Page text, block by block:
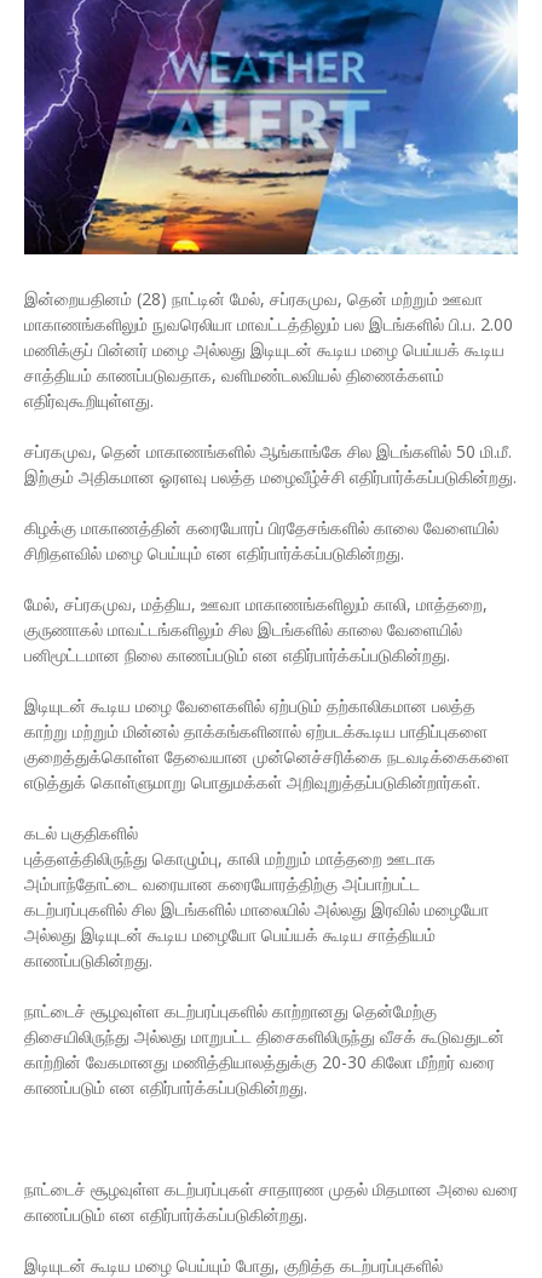
இன்றையதினம் (28) நாட்டின் மேல், சப்ரகமுவ, தென் மற்றும் ஊவா
மாகாணங்களிலும் நுவரெலியா மாவட்டத்திலும் பல இடங்களில் பி.ப. 2.00
மணிக்குப் பின்னர் மழை அல்லது இடியுடன் கூடிய மழை பெய்யக் கூடிய
சாத்தியம் காணப்படுவதாக, வளிமண்டலவியல் திணைக்களம்
எதிர்வுகூறியுள்ளது.
சப்ரகமுவ, தென் மாகாணங்களில் ஆங்காங்கே சில இடங்களில் 50 மி.மீ.
இற்கும் அதிகமான ஓரளவு பலத்த மழைவீழ்ச்சி எதிர்பார்க்கப்படுகின்றது.
கிழக்கு மாகாணத்தின் கரையோரப் பிரதேசங்களில் காலை வேளையில்
சிறிதளவில் மழை பெய்யும் என எதிர்பார்க்கப்படுகின்றது.
மேல், சப்ரகமுவ, மத்திய, ஊவா மாகாணங்களிலும் காலி, மாத்தறை,
குருணாகல் மாவட்டங்களிலும் சில இடங்களில் காலை வேளையில்
பனிமூட்டமான நிலை காணப்படும் என எதிர்பார்க்கப்படுகின்றது.
இடியுடன் கூடிய மழை வேளைகளில் ஏற்படும் தற்காலிகமான பலத்த
காற்று மற்றும் மின்னல் தாக்கங்களினால் ஏற்படக்கூடிய பாதிப்புகளை
குறைத்துக்கொள்ள தேவையான முன்னெச்சரிக்கை நடவடிக்கைகளை
எடுத்துக் கொள்ளுமாறு பொதுமக்கள் அறிவுறுத்தப்படுகின்றார்கள்.
கடல் பகுதிகளில்
புத்தளத்திலிருந்து கொழும்பு, காலி மற்றும் மாத்தறை ஊடாக
அம்பாந்தோட்டை வரையான கரையோரத்திற்கு அப்பாற்பட்ட
கடற்பரப்புகளில் சில இடங்களில் மாலையில் அல்லது இரவில் மழையோ
அல்லது இடியுடன் கூடிய மழையோ பெய்யக் கூடிய சாத்தியம்
காணப்படுகின்றது.
நாட்டைச் சூழவுள்ள கடற்பரப்புகளில் காற்றானது தென்மேற்கு
திசையிலிருந்து அல்லது மாறுபட்ட திசைகளிலிருந்து வீசக் கூடுவதுடன்
காற்றின் வேகமானது மணித்தியாலத்துக்கு 20-30 கிலோ மீற்றர் வரை
காணப்படும் என எதிர்பார்க்கப்படுகின்றது.
நாட்டைச் சூழவுள்ள கடற்பரப்புகள் சாதாரண முதல் மிதமான அலை வரை
காணப்படும் என எதிர்பார்க்கப்படுகின்றது.
இடியுடன் கூடிய மழை பெய்யும் போது, ​​குறித்த கடற்பரப்புகளில்